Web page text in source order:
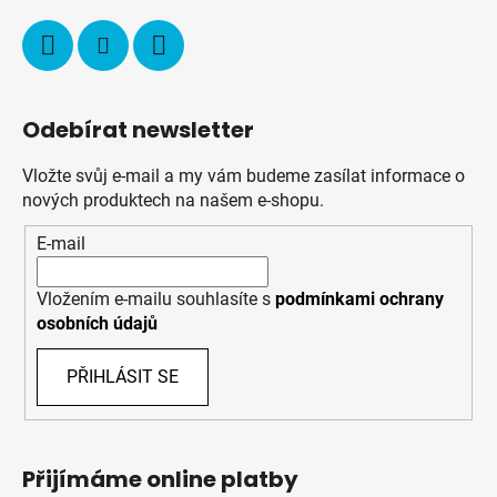
Odebírat newsletter
Vložte svůj e-mail a my vám budeme zasílat informace o
nových produktech na našem e-shopu.
E-mail
Vložením e-mailu souhlasíte s podmínkami ochrany
osobních údajů
PŘIHLÁSIT SE
Přijímáme online platby